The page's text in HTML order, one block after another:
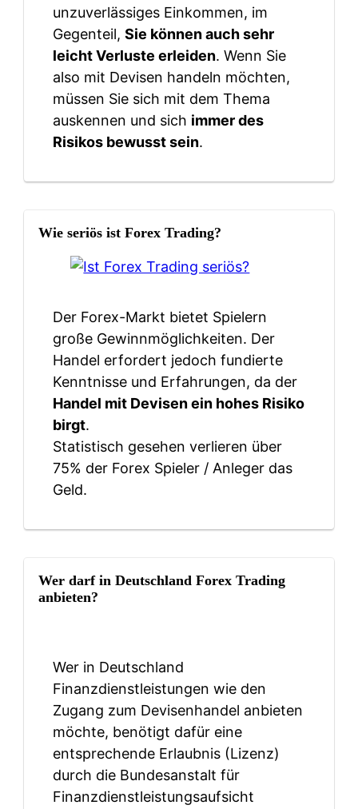
unzuverlässiges Einkommen, im
Gegenteil,Sie können auch sehr
leicht Verluste erleiden. Wenn Sie
also mit Devisen handeln möchten,
müssen Sie sich mit dem Thema
auskennen und sich immer des
Risikos bewusst sein.
Wie seriös ist Forex Trading?
Der Forex-Markt bietet Spielern
große Gewinnmöglichkeiten. Der
Handel erfordert jedoch fundierte
Kenntnisse und Erfahrungen, da der
Handel mit Devisen ein hohes Risiko
birgt.
Statistisch gesehen verlieren über
75% der Forex Spieler / Anleger das
Geld.
Wer darf in Deutschland Forex Trading
anbieten?
Wer in Deutschland
Finanzdienstleistungen wie den
Zugang zum Devisenhandel anbieten
möchte, benötigt dafür eine
entsprechende Erlaubnis (Lizenz)
durch die Bundesanstalt für
Finanzdienstleistungsaufsicht